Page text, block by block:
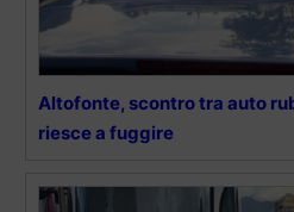
Altofonte, scontro tra auto
riesce a fuggire